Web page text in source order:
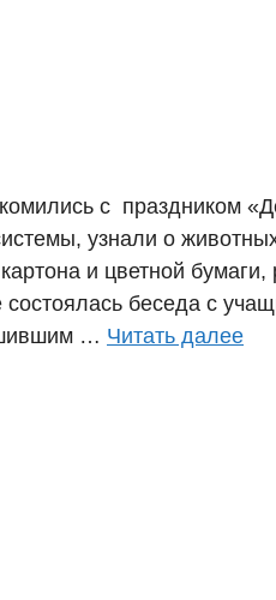
с праздником
узнали о
и цветной бумаги,
беседа с
… Читать далее